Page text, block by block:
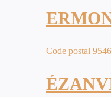
Code postal